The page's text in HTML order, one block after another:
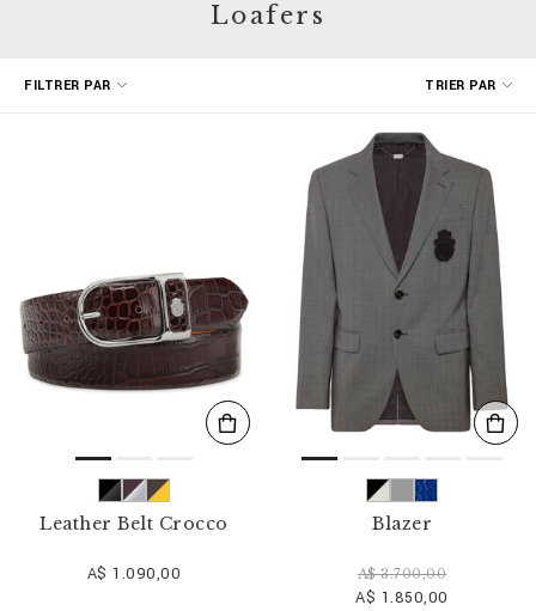
Loafers
TRIER PAR
FILTRER PAR
Leather Belt Crocco
A$ 1.090,00
Blazer
A$ 3.700,00
A$ 1.850,00